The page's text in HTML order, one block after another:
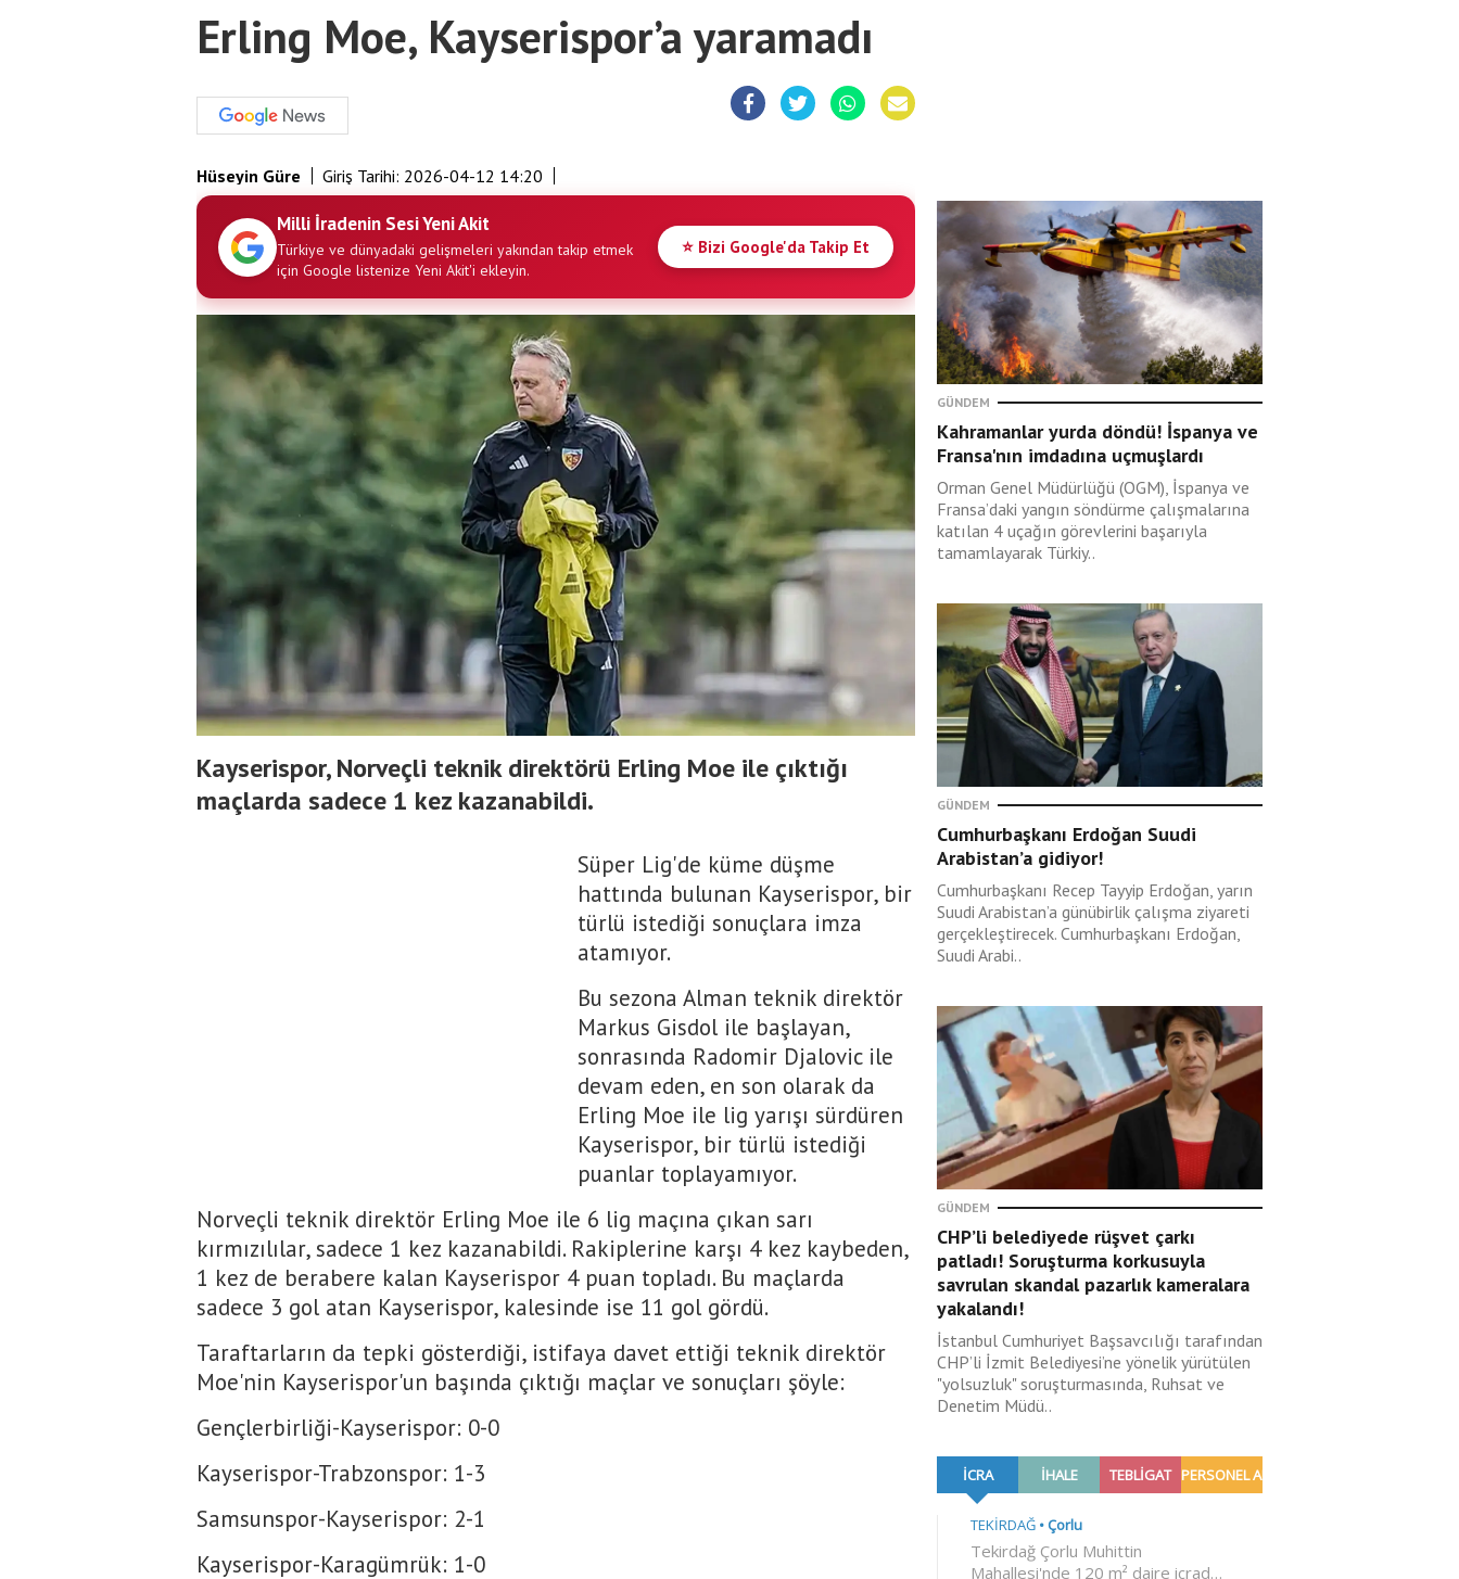
Erling Moe, Kayserispor’a yaramadı
Hüseyin Güre Giriş Tarihi: 2026-04-12 14:20
Milli İradenin Sesi Yeni Akit
Türkiye ve dünyadaki gelişmeleri yakından takip etmek
için Google listenize Yeni Akit'i ekleyin.
⭐ Bizi Google'da Takip Et
Kayserispor, Norveçli teknik direktörü Erling Moe ile çıktığı
maçlarda sadece 1 kez kazanabildi.
Süper Lig'de küme düşme
hattında bulunan Kayserispor, bir
türlü istediği sonuçlara imza
atamıyor.
Bu sezona Alman teknik direktör
Markus Gisdol ile başlayan,
sonrasında Radomir Djalovic ile
devam eden, en son olarak da
Erling Moe ile lig yarışı sürdüren
Kayserispor, bir türlü istediği
puanlar toplayamıyor.
Norveçli teknik direktör Erling Moe ile 6 lig maçına çıkan sarı
kırmızılılar, sadece 1 kez kazanabildi. Rakiplerine karşı 4 kez kaybeden,
1 kez de berabere kalan Kayserispor 4 puan topladı. Bu maçlarda
sadece 3 gol atan Kayserispor, kalesinde ise 11 gol gördü.
Taraftarların da tepki gösterdiği, istifaya davet ettiği teknik direktör
Moe'nin Kayserispor'un başında çıktığı maçlar ve sonuçları şöyle:
Gençlerbirliği-Kayserispor: 0-0
Kayserispor-Trabzonspor: 1-3
Samsunspor-Kayserispor: 2-1
Kayserispor-Karagümrük: 1-0
GÜNDEM
Kahramanlar yurda döndü! İspanya ve
Fransa'nın imdadına uçmuşlardı
Orman Genel Müdürlüğü (OGM), İspanya ve
Fransa’daki yangın söndürme çalışmalarına
katılan 4 uçağın görevlerini başarıyla
tamamlayarak Türkiy..
GÜNDEM
Cumhurbaşkanı Erdoğan Suudi
Arabistan’a gidiyor!
Cumhurbaşkanı Recep Tayyip Erdoğan, yarın
Suudi Arabistan’a günübirlik çalışma ziyareti
gerçekleştirecek. Cumhurbaşkanı Erdoğan,
Suudi Arabi..
GÜNDEM
CHP’li belediyede rüşvet çarkı
patladı! Soruşturma korkusuyla
savrulan skandal pazarlık kameralara
yakalandı!
İstanbul Cumhuriyet Başsavcılığı tarafından
CHP’li İzmit Belediyesi’ne yönelik yürütülen
"yolsuzluk" soruşturmasında, Ruhsat ve
Denetim Müdü..